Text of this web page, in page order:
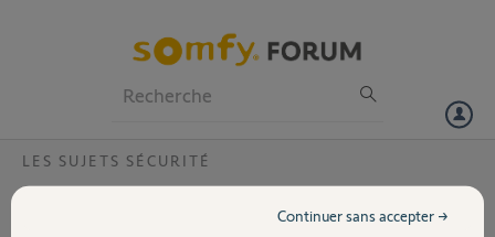
Volet
LES SUJETS SÉCURITÉ
Alimentation Security camera HS
Continuer sans accepter →